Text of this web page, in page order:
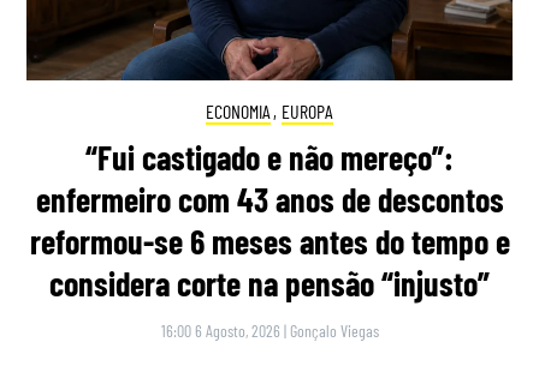
ECONOMIA , EUROPA
“Fui castigado e não mereço”:
enfermeiro com 43 anos de descontos
reformou-se 6 meses antes do tempo e
considera corte na pensão “injusto”
16:00 6 Agosto, 2026 | Gonçalo Viegas